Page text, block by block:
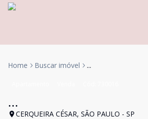
Home Buscar imóvel ...
...
CERQUEIRA CÉSAR, SÃO PAULO - SP